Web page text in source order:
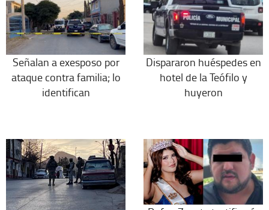
Señalan a exesposo por
ataque contra familia; lo
identifican
Dispararon huéspedes en
hotel de la Teófilo y
huyeron